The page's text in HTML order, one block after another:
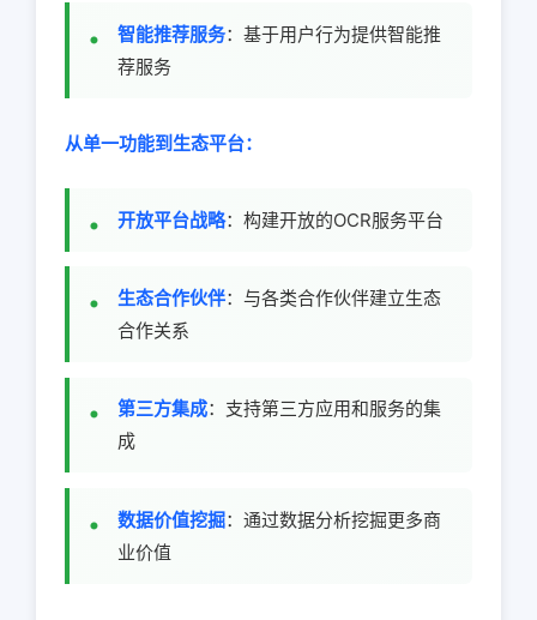
智能推荐服务：基于用户行为提供智能推
荐服务
从单一功能到生态平台：
开放平台战略：构建开放的OCR服务平台
生态合作伙伴：与各类合作伙伴建立生态
合作关系
第三方集成：支持第三方应用和服务的集
成
数据价值挖掘：通过数据分析挖掘更多商
业价值